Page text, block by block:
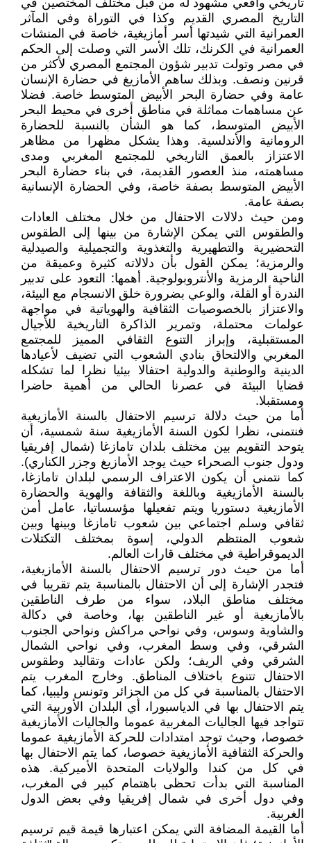
تاريخي واقعي مشهود له من قبل مختلف المختصين في
التاريخ المصري القديم وكذا في التوراة وفي المآثر
العمرانية التي شيدتها أسر أمازيغية، خاصة في المنشات
العمرانية في الكرنك، تلك الأسر التي وصلت إلى الحكم
في مصر وتولت تدبير شؤون المجتمع المصري لأكثر من
قرنين ونصف. وبذلك ساهم الأمازيغ في حضارة الإنسان
عامة وفي حضارة البحر الأبيض المتوسط خاصة. فضلا
عن مساهمات مماثلة في مناطق أخرى في محيط البحر
الأبيض المتوسط، كما هو الشأن بالنسبة للحضارة
الرومانية والأندلسية. وهذا يشكل مظهرا من مظاهر
الاعتزاز بالعمق التاريخي للمجتمع المغربي ومدى
مساهمته، منذ العصور القديمة، في بناء حضارة البحر
الأبيض المتوسط بصفة خاصة، وفي الحضارة الإنسانية
بصفة عامة.
ومن حيث دلالات الاحتفال من خلال مختلف العادات
والطقوس التي يمكن الإشارة من بينها إلى الطقوس
التحضيرية والتطهيرية والتغذوية والتجميلية والصيدلية
والرمزية؛ يمكن القول بأن دلالاته كثيرة وعميقة من
الناحية الرمزية والأنتروبولوجية. أهمها: التعود على تدبير
الندرة أو القلة، والوعي بضرورة خلق الانسجام مع البيئة،
والاعتزاز بالخصوصيات الثقافية والهوياتية في مواجهة
عولمات محتملة، وتمرير الذاكرة التاريخية للأجيال
المستقبلية، وإبراز التنوع الثقافي المميز للمجتمع
المغربي والالتحاق بنادي الشعوب التي تضيف لأعيادها
الدينية والوطنية والدولية احتفالا بيئيا نظرا لما تشكله
قضايا البيئة في عصرنا الحالي من أهمية حاضرا
ومستقبلا.
أما من حيث دلالة ترسيم الاحتفال بالسنة الأمازيغية
فنتمنى، نظرا لكون السنة الأمازيغية سنة شمسية، أن
يتوحد التقويم بين مختلف بلدان تامازغا (شمال إفريقيا
ودول جنوب الصحراء حيث يوجد الأمازيغ وجزر الكناري).
كما نتمنى أن يكون الاعتراف الرسمي لبلدان تامازغا،
بالسنة الأمازيغية وباللغة والثقافة والهوية والحضارة
الأمازيغية دستوريا ويتم تفعيلها مؤسساتيا، عامل أمن
ثقافي وسلم اجتماعي بين شعوب تامازغا وبينها وبين
شعوب المنتظم الدولي، إسوة بمختلف التكتلات
الديموقراطية في مختلف قارات العالم.
أما من حيث دور ترسيم الاحتفال بالسنة الأمازيغية،
فتجدر الإشارة إلى أن الاحتفال بالمناسبة يتم تقريبا في
مختلف مناطق البلاد، سواء من طرف الناطقين
بالأمازيغية أو غير الناطقين بها، وخاصة في دكالة
والشاوية وسوس، وفي نواحي مراكش ونواحي الجنوب
الشرقي، وفي وسط المغرب، وفي نواحي الشمال
الشرقي وفي الريف؛ ولكن عادات وتقاليد وطقوس
الاحتفال تتنوع باختلاف المناطق. وخارج المغرب يتم
الاحتفال بالمناسبة في كل من الجزائر وتونس وليبيا، كما
يتم الاحتفال بها في الدياسبورا، أي البلدان الأوربية التي
تتواجد فيها الجاليات المغربية عموما والجاليات الأمازيغية
خصوصا، وحيث توجد امتدادات للحركة الأمازيغية عموما
والحركة الثقافية الأمازيغية خصوصا، كما يتم الاحتفال بها
في كل من كندا والولايات المتحدة الأميركية. هذه
المناسبة التي بدأت تحظى باهتمام كبير في المغرب،
وفي دول أخرى في شمال إفريقيا وفي بعض الدول
الغربية.
أما القيمة المضافة التي يمكن اعتبارها قيمة قيم ترسيم